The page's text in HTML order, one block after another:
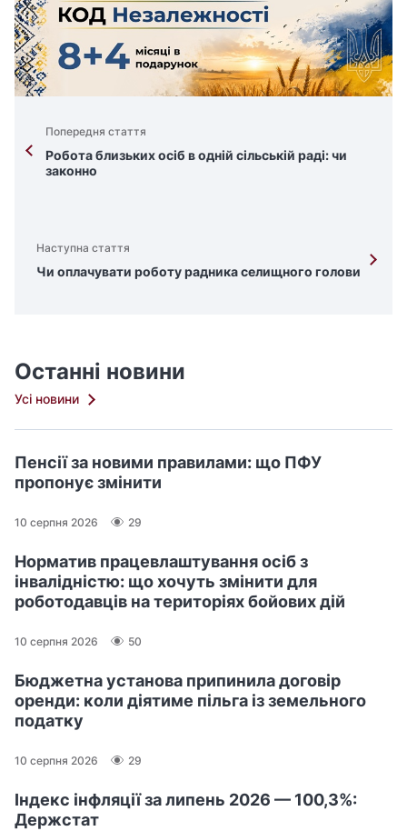
Попередня стаття
Робота близьких осіб в одній сільській раді: чи
законно
Наступна стаття
Чи оплачувати роботу радника селищного голови
Останні новини
Усі новини
Пенсії за новими правилами: що ПФУ
пропонує змінити
10 серпня 2026 29
Норматив працевлаштування осіб з
інвалідністю: що хочуть змінити для
роботодавців на територіях бойових дій
10 серпня 2026 50
Бюджетна установа припинила договір
оренди: коли діятиме пільга із земельного
податку
10 серпня 2026 29
Індекс інфляції за липень 2026 — 100,3%:
Держстат